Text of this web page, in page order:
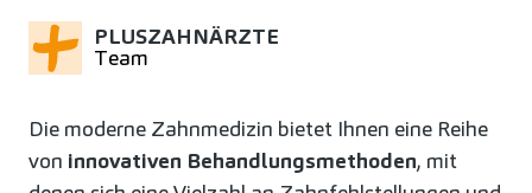
PLUSZAHNÄRZTE
Team
Die moderne Zahnmedizin bietet Ihnen eine Reihe
von innovativen Behandlungsmethoden, mit